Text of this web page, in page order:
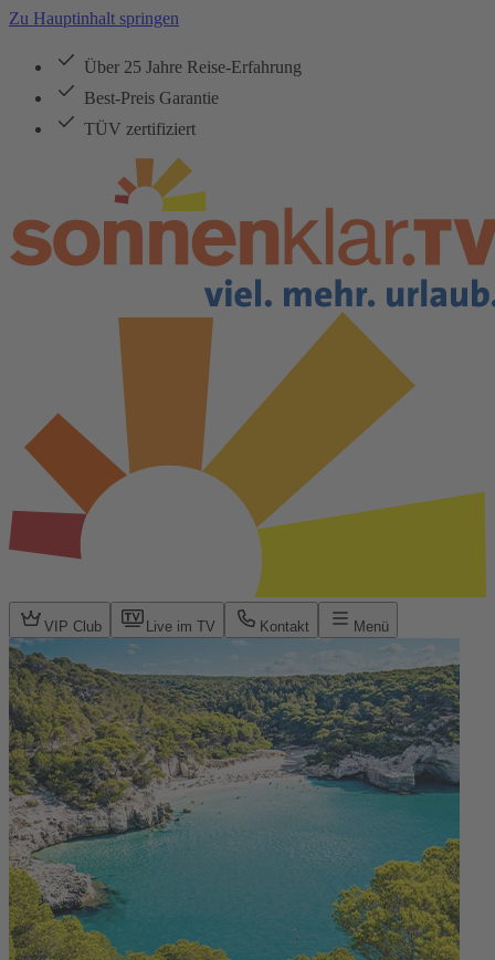
Zu Hauptinhalt springen
Über 25 Jahre Reise-Erfahrung
Best-Preis Garantie
TÜV zertifiziert
VIP Club Live im TV Kontakt Menü